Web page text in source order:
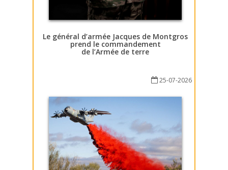
Le général d’armée Jacques de Montgros
prend le commandement
de l’Armée de terre
25-07-2026